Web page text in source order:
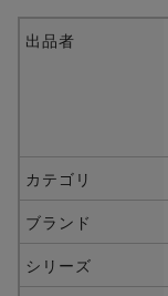
出品者
カテゴリ
ブランド
シリーズ